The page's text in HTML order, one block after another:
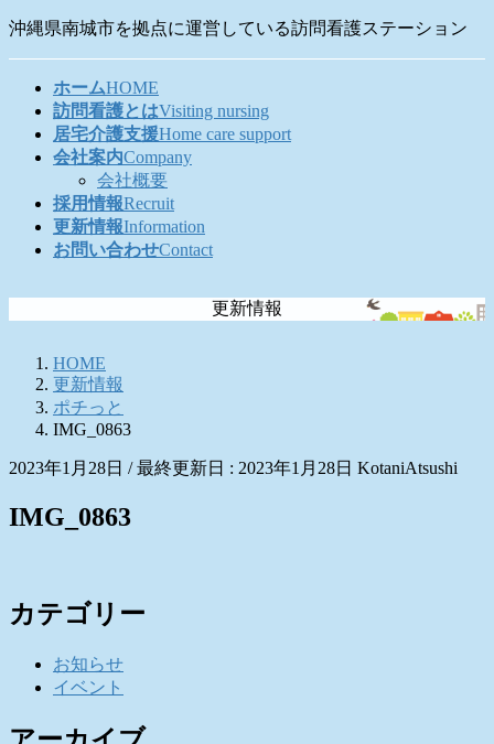
コ
ナ
沖縄県南城市を拠点に運営している訪問看護ステーション
ホームHOME
訪問看護とはVisiting nursing
居宅介護支援Home care support
会社案内Company
会社概要
採用情報Recruit
更新情報Information
お問い合わせContact
更新情報
HOME
更新情報
ポチっと
IMG_0863
2023年1月28日 / 最終更新日 : 2023年1月28日 KotaniAtsushi
IMG_0863
カテゴリー
お知らせ
イベント